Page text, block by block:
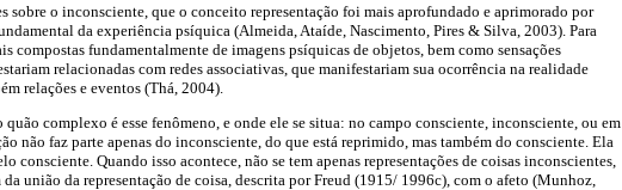
sobre o inconsciente, que o conceito representação foi mais aprofundado e aprimorado por
da experiência psíquica (Almeida, Ataíde, Nascimento, Pires & Silva, 2003). Para
compostas fundamentalmente de imagens psíquicas de objetos, bem como sensações
relacionadas com redes associativas, que manifestariam sua ocorrência na realidade
relações e eventos (Thá, 2004).
complexo é esse fenômeno, e onde ele se situa: no campo consciente, inconsciente, ou em
não faz parte apenas do inconsciente, do que está reprimido, mas também do consciente. Ela
consciente. Quando isso acontece, não se tem apenas representações de coisas inconscientes,
união da representação de coisa, descrita por Freud (1915/ 1996c), com o afeto (Munhoz,